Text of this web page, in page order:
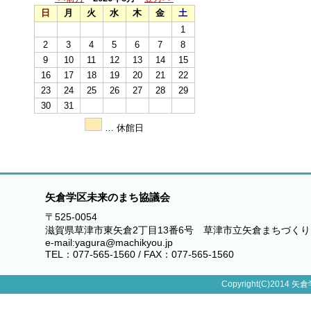
日
月 火 水 木 金
土
1
2
3 4 5 6 7
8
9
10 11 12 13 14
15
16
17 18 19 20 21
22
23
24 25 26 27 28
29
30
31
… 休館日
矢倉学区未来のまち協議会
〒525-0054
滋賀県草津市東矢倉2丁目13番6号 草津市立矢倉まちづく
e-mail:yagura@machikyou.jp
TEL：077-565-1560 / FAX：077-565-1560
Copyright(C)2014 矢倉